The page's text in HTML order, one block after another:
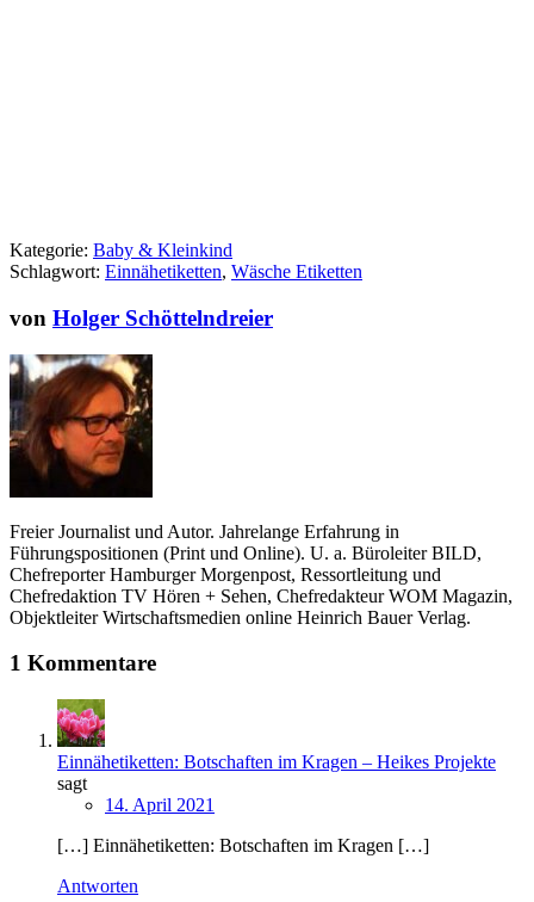
Kategorie: Baby & Kleinkind
Schlagwort: Einnähetiketten, Wäsche Etiketten
von Holger Schöttelndreier
Freier Journalist und Autor. Jahrelange Erfahrung in
Führungspositionen (Print und Online). U. a. Büroleiter BILD,
Chefreporter Hamburger Morgenpost, Ressortleitung und
Chefredaktion TV Hören + Sehen, Chefredakteur WOM Magazin,
Objektleiter Wirtschaftsmedien online Heinrich Bauer Verlag.
1 Kommentare
Einnähetiketten: Botschaften im Kragen – Heikes Projekte
sagt
14. April 2021
[…] Einnähetiketten: Botschaften im Kragen […]
Antworten